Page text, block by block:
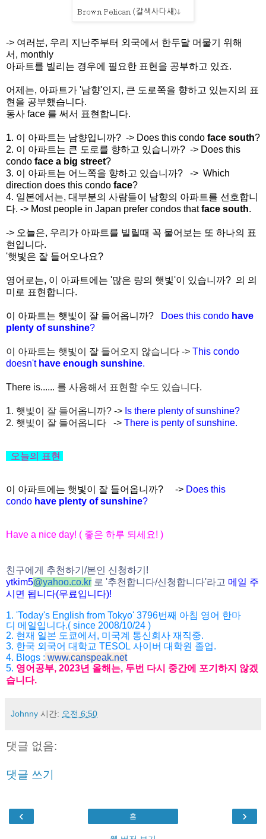
-> 여러분, 우리 지난주부터 외국에서 한두달 머물기 위해
서, monthly
아파트를 빌리는 경우에 필요한 표현을 공부하고 있죠.
어제는, 아파트가 '남향'인지, 큰 도로쪽을 향하고 있는지의 표
현을 공부했습니다.
동사 face 를 써서 표현합니다.
1. 이 아파트는 남향입니까? -> Does this condo face south?
2. 이 아파트는 큰 도로를 향하고 있습니까? -> Does this
condo face a big street?
3. 이 아파트는 어느쪽을 향하고 있습니까? -> Which
direction does this condo face?
4. 일본에서는, 대부분의 사람들이 남향의 아파트를 선호합니
다. -> Most people in Japan prefer condos thatface south.
-> 오늘은, 우리가 아파트를 빌릴때 꼭 물어보는 또 하나의 표
현입니다.
'햇빛은 잘 들어오나요?
영어로는, 이 아파트에는 '많은 량의 햇빛'이 있습니까? 의 의
미로 표현합니다.
이 아파트는 햇빛이 잘 들어옵니까? Does this condo have
plenty of sunshine?
이 아파트는 햇빛이 잘 들어오지 않습니다 -> This condo
doesn't have enough sunshine.
There is...... 를 사용해서 표현할 수도 있습니다.
1. 햇빛이 잘 들어옵니까? -> Is there plenty of sunshine?
2. 햇빛이 잘 들어옵니다 -> There is penty of sunshine.
오늘의 표현
이 아파트에는 햇빛이 잘 들어옵니까? -> Does this
condo have plenty of sunshine?
Have a nice day! ( 좋은 하루 되세요! )
친구에게 추천하기 /본인 신청하기 !
ytkim5@yahoo.co.kr 로 '추천합니다/신청합니다'라고 메일 주
시면 됩니다(무료입니다)!
1. 'Today's English from Tokyo' 3796번째 아침 영어 한마
디 메일입니다.( since 2008/10/24 )
2. 현재 일본 도쿄에서 , 미국계 통신회사 재직중.
3. 한국 외국어 대학교 TESOL 사이버 대학원 졸업.
4. Blogs : www.canspeak.net
5. 영어공부, 2023년 올해는, 두번 다시 중간에 포기하지 않겠
습니 다.
Johnny 시간: 오전 6:50
댓글 없음:
댓글 쓰기
‹ ›
홈